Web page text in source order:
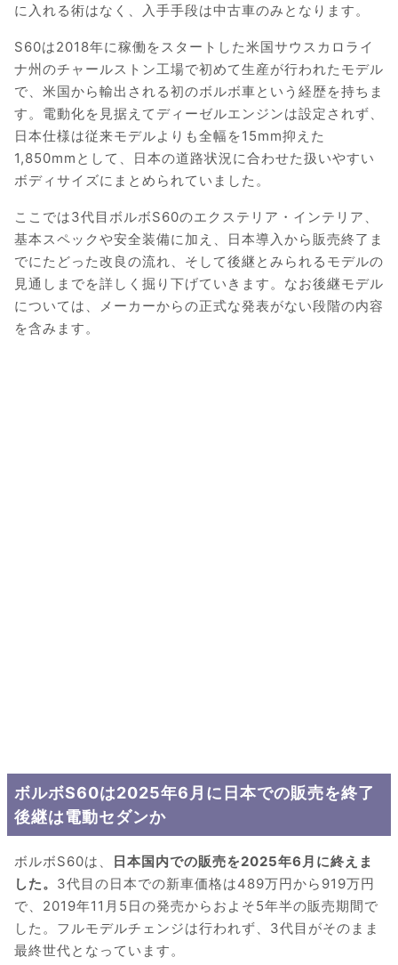
に入れる術はなく、入手手段は中古車のみとなります。
S60は2018年に稼働をスタートした米国サウスカロライ
ナ州のチャールストン工場で初めて生産が行われたモデル
で、米国から輸出される初のボルボ車という経歴を持ちま
す。電動化を見据えてディーゼルエンジンは設定されず、
日本仕様は従来モデルよりも全幅を15mm抑えた
1,850mmとして、日本の道路状況に合わせた扱いやすい
ボディサイズにまとめられていました。
ここでは3代目ボルボS60のエクステリア・インテリア、
基本スペックや安全装備に加え、日本導入から販売終了ま
でにたどった改良の流れ、そして後継とみられるモデルの
見通しまでを詳しく掘り下げていきます。なお後継モデル
については、メーカーからの正式な発表がない段階の内容
を含みます。
ボルボS60は2025年6月に日本での販売を終了
後継は電動セダンか
ボルボS60は、
日本国内での販売を2025年6月に終えま
した。 3代目の日本での新車価格は489万円から919万円
で、2019年11月5日の発売からおよそ5年半の販売期間で
した。フルモデルチェンジは行われず、3代目がそのまま
最終世代となっています。